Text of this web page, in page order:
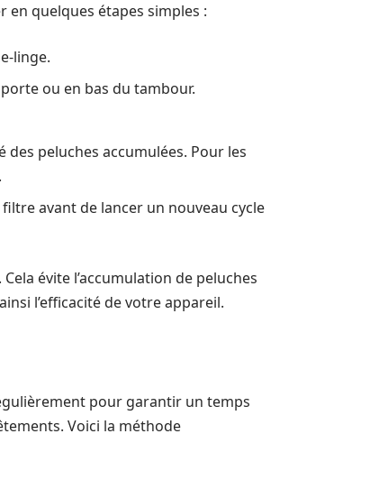
quelques étapes simples :
linge.
ou en bas du tambour.
peluches accumulées. Pour les
avant de lancer un nouveau cycle
évite l’accumulation de peluches
l’efficacité de votre appareil.
pour garantir un temps
Voici la méthode